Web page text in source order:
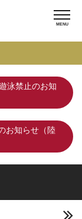
泳禁止のお知
お知らせ（陸